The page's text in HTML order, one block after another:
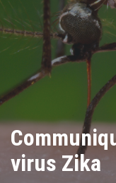
virus Zika